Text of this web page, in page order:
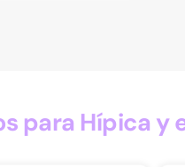
para Hípica y